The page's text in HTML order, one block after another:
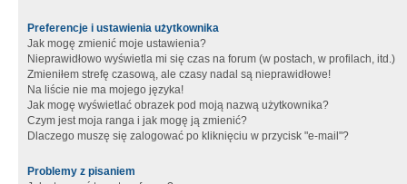
Preferencje i ustawienia użytkownika
Jak mogę zmienić moje ustawienia?
Nieprawidłowo wyświetla mi się czas na forum (w postach, w profilach, itd.)
Zmieniłem strefę czasową, ale czasy nadal są nieprawidłowe!
Na liście nie ma mojego języka!
Jak mogę wyświetlać obrazek pod moją nazwą użytkownika?
Czym jest moja ranga i jak mogę ją zmienić?
Dlaczego muszę się zalogować po kliknięciu w przycisk "e-mail"?
Problemy z pisaniem